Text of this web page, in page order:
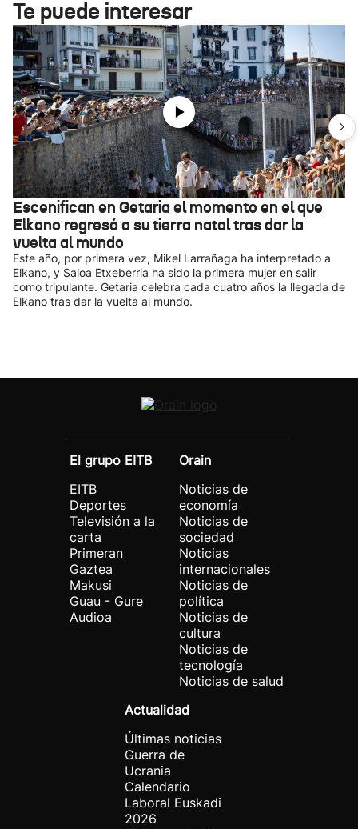
Te puede interesar
Escenifican en Getaria el momento en el que
Elkano regresó a su tierra natal tras dar la
vuelta al mundo
Este año, por primera vez, Mikel Larrañaga ha interpretado a
Elkano, y Saioa Etxeberria ha sido la primera mujer en salir
como tripulante. Getaria celebra cada cuatro años la llegada de
Elkano tras dar la vuelta al mundo.
El grupo EITB
EITB
Deportes
Televisión a la
carta
Primeran
Gaztea
Makusi
Guau - Gure
Audioa
Orain
Noticias de
economía
Noticias de
sociedad
Noticias
internacionales
Noticias de
política
Noticias de
cultura
Noticias de
tecnología
Noticias de salud
Actualidad
Últimas noticias
Guerra de
Ucrania
Calendario
Laboral Euskadi
2026